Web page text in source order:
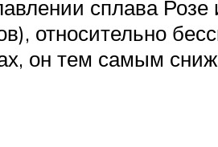
сплава
относительно
он тем самым